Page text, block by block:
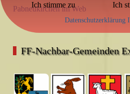
Pabneukirchen im Web
FF-Nachbar-Gemeinden
Ich stimme zu Ich
Datenschutzerklärung